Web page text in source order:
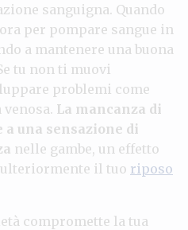
sanguigna. Quando
per pompare sangue in
a mantenere una buona
tu non ti muovi
problemi come
La mancanza di
una sensazione di
nelle gambe, un effetto
il tuo riposo
compromette la tua